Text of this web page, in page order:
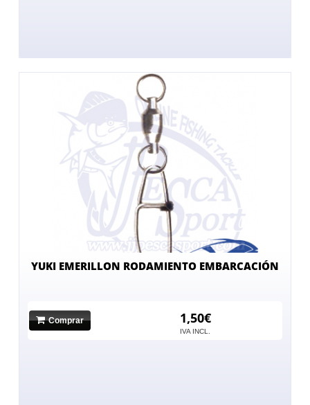
YUKI EMERILLON RODAMIENTO EMBARCACIÓN
Comprar 1,50€
IVA INCL.